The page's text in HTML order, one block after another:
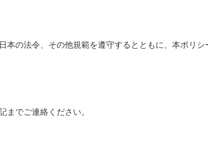
の法令、その他規範を遵守するとともに、本ポリシ
までご連絡ください。